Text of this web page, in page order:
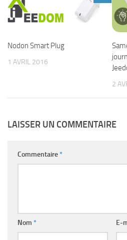
Nodon Smart Plug
1 AVRIL 2016
2
LAISSER UN COMMENTAIRE
Commentaire*
Nom * E-